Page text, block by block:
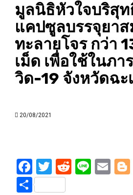
มูลนิธิหัวใจบริสุ
แคปซูลบรรจุยา
ทะลายโจร กว่า
เม็ด เพื่อใช้ในภา
วิด-19 จังหวัดฉะ
20/08/2021
Facebook
Twitter
Reddit
Line
Share